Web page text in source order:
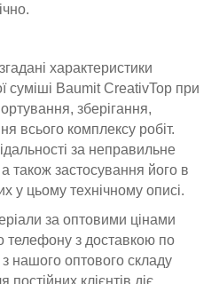
характеристики
суміші Baumit CreativTop при
зберігання,
всього комплексу робіт.
за неправильне
також застосування його в
у цьому технічному описі.
за оптовими цінами
телефону з доставкою по
нашого оптового складу
постійних клієнтів діє